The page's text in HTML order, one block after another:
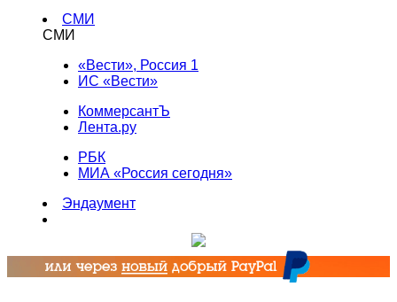
СМИ
СМИ
«Вести», Россия 1
ИС «Вести»
КоммерсантЪ
Лента.ру
РБК
МИА «Россия сегодня»
Эндаумент